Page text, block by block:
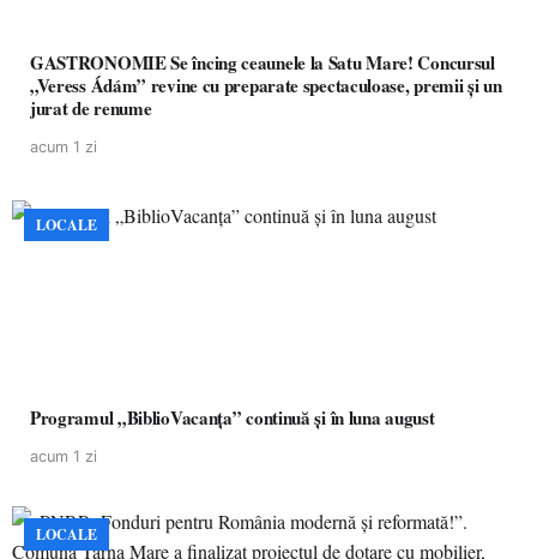
GASTRONOMIE Se încing ceaunele la Satu Mare! Concursul
„Veress Ádám” revine cu preparate spectaculoase, premii și un
jurat de renume
acum 1 zi
LOCALE
Programul „BiblioVacanța” continuă și în luna august
acum 1 zi
LOCALE